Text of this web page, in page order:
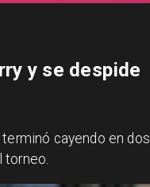
y se despide
cayendo en dos